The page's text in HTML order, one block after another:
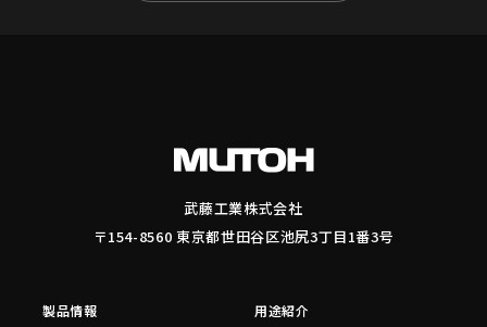
武藤工業株式会社
〒154-8560 東京都世田谷区池尻3丁目1番3号
製品情報
用途紹介